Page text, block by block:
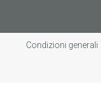
Condizioni generali